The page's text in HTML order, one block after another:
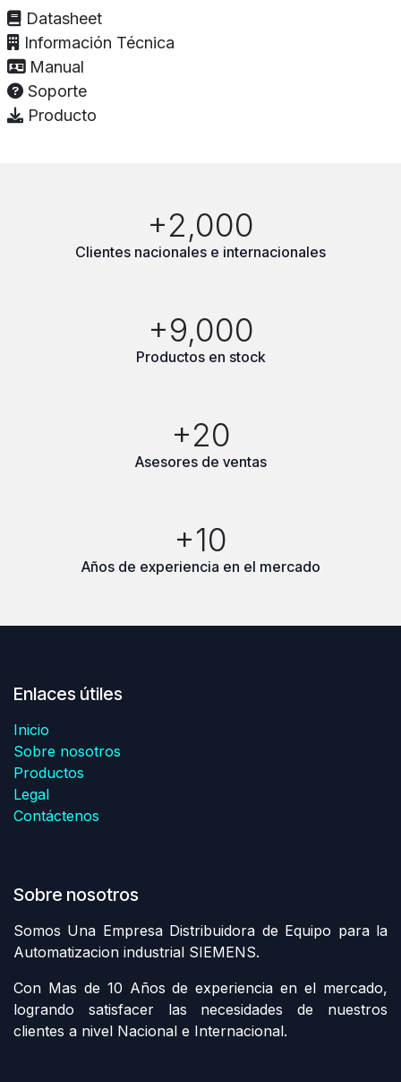
Datasheet
Información Técnica
Manual
Soporte
Producto
+2,000
Clientes nacionales e internacionales
+9,000
Productos en stock
+20
Asesores de ventas
+10
Años de experiencia en el mercado
Enlaces útiles
Inicio
Sobre nosotros
Productos
Legal
Contáctenos
Sobre nosotros
Somos Una Empresa Distribuidora de Equipo para la
Automatizacion industrial SIEMENS.
Con Mas de 10 Años de experiencia en el mercado,
logrando satisfacer las necesidades de nuestros
clientes a nivel Nacional e Internacional.